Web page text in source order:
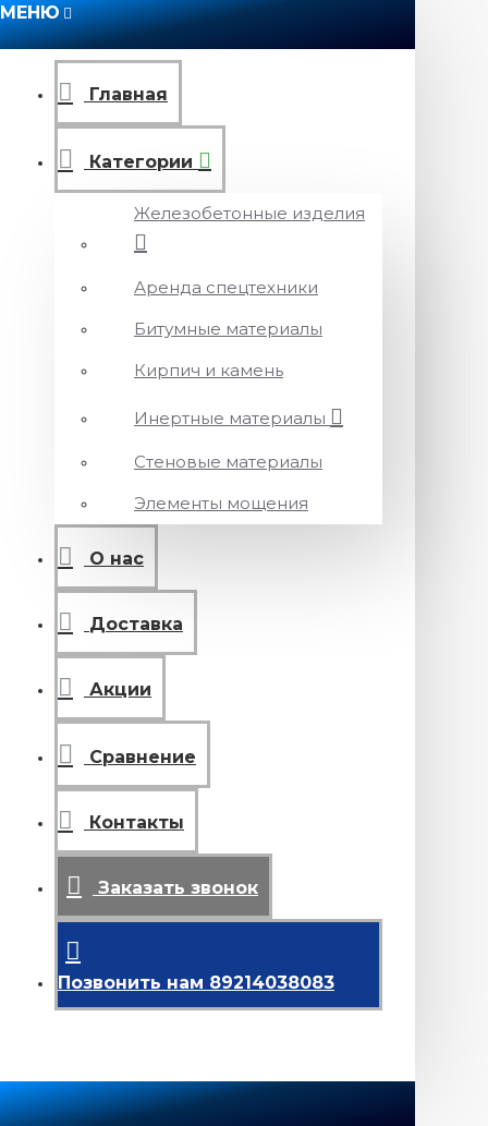
МЕНЮ
Главная
Категории
Железобетонные изделия
Аренда спецтехники
Битумные материалы
Кирпич и камень
Инертные материалы
Стеновые материалы
Элементы мощения
О нас
Доставка
Акции
Сравнение
Контакты
Заказать звонок
Позвонить нам 89214038083